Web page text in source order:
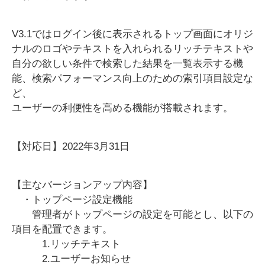
V3.1ではログイン後に表示されるトップ画面にオリジ
ナルのロゴやテキストを入れられるリッチテキストや
自分の欲しい条件で検索した結果を一覧表示する機
能、検索パフォーマンス向上のための索引項目設定な
ど、
ユーザーの利便性を高める機能が搭載されます。
【対応日】2022年3月31日
【主なバージョンアップ内容】
・トップページ設定機能
管理者がトップページの設定を可能とし、以下の
項目を配置できます。
1.リッチテキスト
2.ユーザーお知らせ